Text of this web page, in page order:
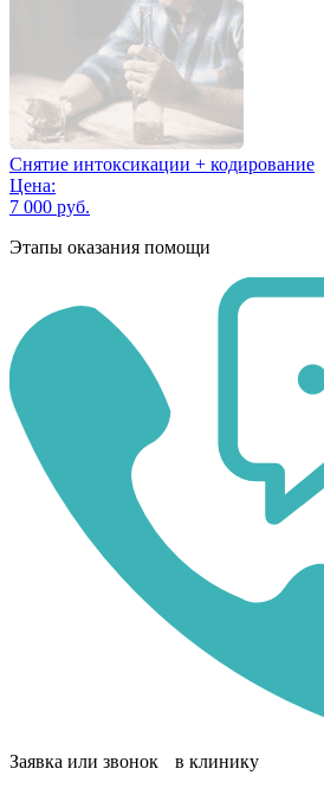
Снятие интоксикации + кодирование
Цена:
7 000 руб.
Этапы оказания помощи
Заявка или звонок в клинику